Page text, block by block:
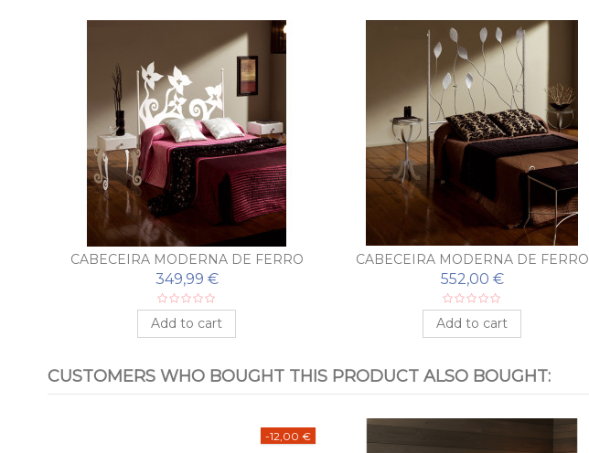
CABECEIRA MODERNA DE FERRO
FORJADO BEGOÑA
349,99 €
Add to cart
CABECEIRA MODERNA DE FERRO
FORJADO ALEJANDRA
552,00 €
Add to cart
CUSTOMERS WHO BOUGHT THIS PRODUCT ALSO BOUGHT:
-12,00 €